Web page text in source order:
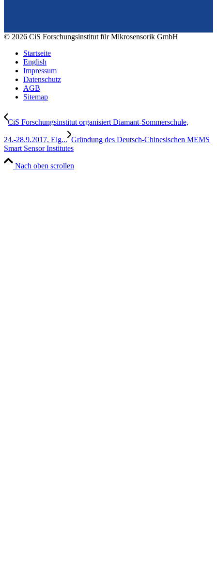
© 2026 CiS Forschungsinstitut für Mikrosensorik GmbH
Startseite
English
Impressum
Datenschutz
AGB
Sitemap
CiS Forschungsinstitut organisiert Diamant-Sommerschule,
24.-28.9.2017, Elg... Gründung des Deutsch-Chinesischen MEMS
Smart Sensor Institutes
Nach oben scrollen